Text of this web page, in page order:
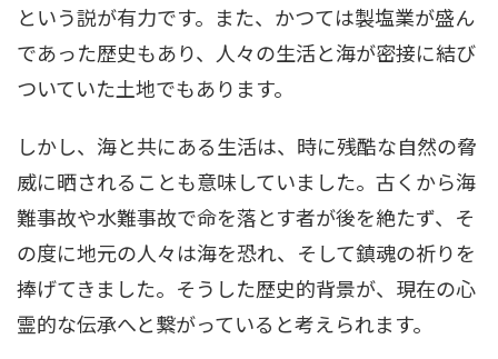
という説が有力です。また、かつては製塩業が盛ん
であった歴史もあり、人々の生活と海が密接に結び
ついていた土地でもあります。
しかし、海と共にある生活は、時に残酷な自然の脅
威に晒されることも意味していました。古くから海
難事故や水難事故で命を落とす者が後を絶たず、そ
の度に地元の人々は海を恐れ、そして鎮魂の祈りを
捧げてきました。そうした歴史的背景が、現在の心
霊的な伝承へと繋がっていると考えられます。